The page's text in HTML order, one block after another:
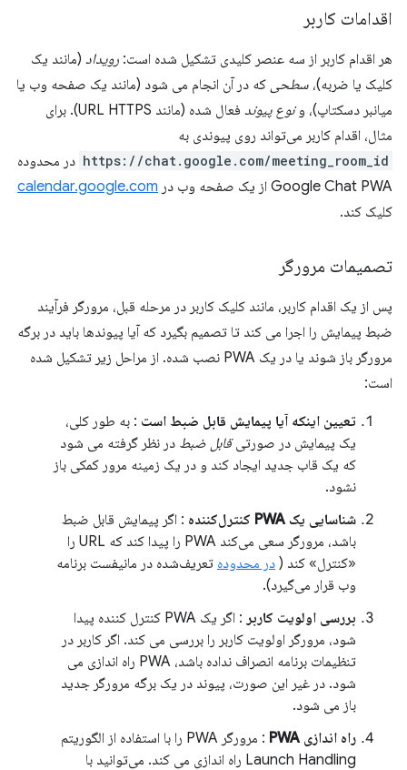
اقدامات کاربر
هر اقدام کاربر از سه عنصر کلیدی تشکیل شده است: رویداد (مانند یک
کلیک یا ضربه)، سطحی که در آن انجام می شود (مانند یک صفحه وب یا
میانبر دسکتاپ)، ونوع پیوند
فعال شده (مانند URL HTTPS). برای
مثال، اقدام کاربر می‌تواند روی پیوندی به
https://chat.google.com/meeting_room_id در محدوده
Google Chat PWA از یک صفحه وب در
calendar.google.com
کلیک کند.
تصمیمات مرورگر
پس از یک اقدام کاربر، مانند کلیک کاربر در مرحله قبل، مرورگر فرآیند
ضبط پیمایش را اجرا می کند تا تصمیم بگیرد که آیا پیوندها باید در برگه
مرورگر باز شوند یا در یک PWA نصب شده. از مراحل زیر تشکیل شده
است:
تعیین اینکه آیا پیمایش قابل ضبط است : به طور کلی،
یک پیمایش در صورتیقابل ضبط در نظر گرفته می شود
که یک قاب جدید ایجاد کند و در یک زمینه مرور کمکی باز
نشود.
شناسایی یک PWA کنترل‌کننده
: اگر پیمایش قابل ضبط
باشد، مرورگر سعی می‌کند PWA را پیدا کند که URL را
«کنترل» کند ( در محدوده تعریف‌شده در مانیفست برنامه
وب قرار می‌گیرد).
بررسی اولویت کاربر
: اگر یک PWA کنترل کننده پیدا
شود، مرورگر اولویت کاربر را بررسی می کند. اگر کاربر در
تنظیمات برنامه انصراف نداده باشد، PWA راه اندازی می
شود. در غیر این صورت، پیوند در یک برگه مرورگر جدید
باز می شود.
راه اندازی PWA
: مرورگر PWA را با استفاده از الگوریتم
Launch Handling راه اندازی می کند. می‌توانید با